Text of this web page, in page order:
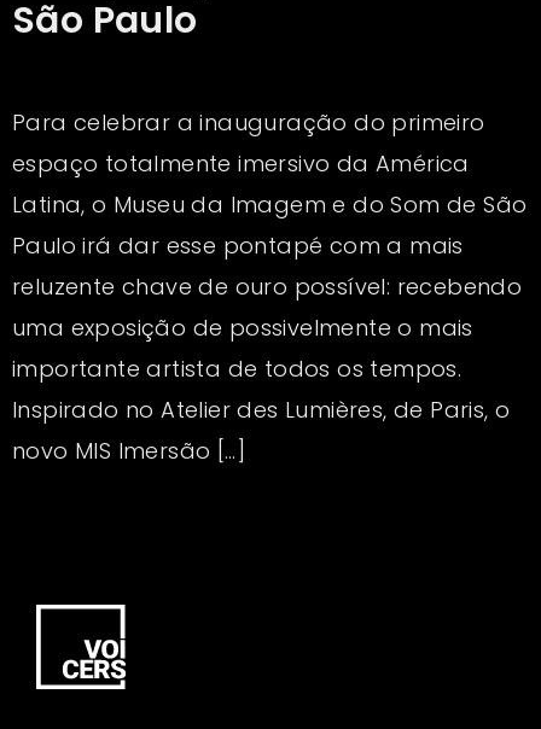
São Paulo
Para celebrar a inauguração do primeiro
espaço totalmente imersivo da América
Latina, o Museu da Imagem e do Som de São
Paulo irá dar esse pontapé com a mais
reluzente chave de ouro possível: recebendo
uma exposição de possivelmente o mais
importante artista de todos os tempos.
Inspirado no Atelier des Lumières, de Paris, o
novo MIS Imersão […]